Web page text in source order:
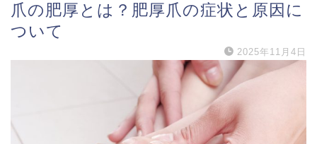
施術コース
最新情報
関東エリア
爪の肥厚とは？肥厚爪の症状と原因に
ついて
2025年11月4日